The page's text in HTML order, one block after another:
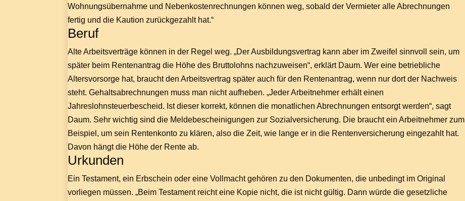
Wohnungsübernahme und Nebenkostenrechnungen können weg, sobald der Vermieter alle Abrechnungen
fertig und die Kaution zurückgezahlt hat.“
Beruf
Alte Arbeitsverträge können in der Regel weg. „Der Ausbildungsvertrag kann aber im Zweifel sinnvoll sein, um
später beim Rentenantrag die Höhe des Bruttolohns nachzuweisen“, erklärt Daum. Wer eine betriebliche
Altersvorsorge hat, braucht den Arbeitsvertrag später auch für den Rentenantrag, wenn nur dort der Nachweis
steht. Gehaltsabrechnungen muss man nicht aufheben. „Jeder Arbeitnehmer erhält einen
Jahreslohnsteuerbescheid. Ist dieser korrekt, können die monatlichen Abrechnungen entsorgt werden“, sagt
Daum. Sehr wichtig sind die Meldebescheinigungen zur Sozialversicherung. Die braucht ein Arbeitnehmer zum
Beispiel, um sein Rentenkonto zu klären, also die Zeit, wie lange er in die Rentenversicherung eingezahlt hat.
Davon hängt die Höhe der Rente ab.
Urkunden
Ein Testament, ein Erbschein oder eine Vollmacht gehören zu den Dokumenten, die unbedingt im Original
vorliegen müssen. „Beim Testament reicht eine Kopie nicht, die ist nicht gültig. Dann würde die gesetzliche